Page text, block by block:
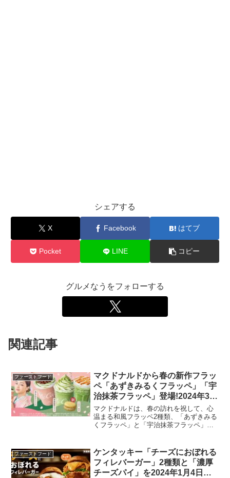
シェアする
X Facebook はてブ
Pocket LINE コピー
グルメなうをフォローする
関連記事
ファーストフード
マクドナルドから春の新作フラッ
ペ「あずきみるくフラッペ」「宇
治抹茶フラッペ」登場!2024年3月
21日から4月下旬まで
マクドナルドは、春の訪れを祝して、心
温まる和風フラッペ2種類、「あずきみる
くフラッペ」と「宇治抹茶フラッペ」を
春爛漫の季節にふさわしい、日本の伝統
的な味わいを楽...
ファーストフード
ケンタッキー「チーズにおぼれる
フィレバーガー」2種類と「濃厚
チーズパイ」を2024年1月4日か